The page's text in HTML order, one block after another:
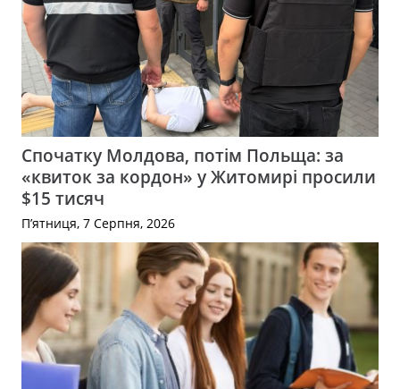
Спочатку Молдова, потім Польща: за
«квиток за кордон» у Житомирі просили
$15 тисяч
П’ятниця, 7 Серпня, 2026